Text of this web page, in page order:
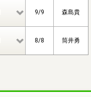
9/9 森島貴
8/8 筒井勇